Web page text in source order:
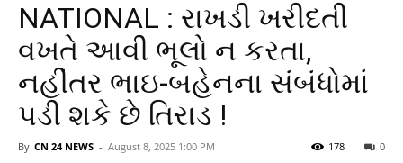
NATIONAL : રાખડી ખરીદતી
વખતે આવી ભૂલો ન કરતા,
નહીંતર ભાઇ-બહેનના સંબંધોમાં
પડી શકે છે તિરાડ !
By CN 24 NEWS - August 8, 2025 1:00 PM 0
178